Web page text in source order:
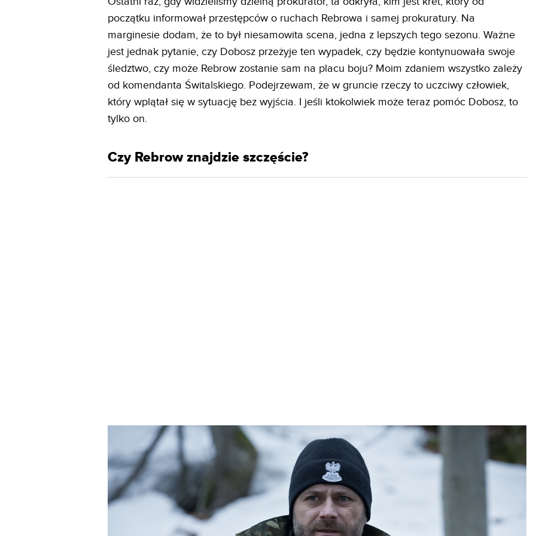
początku informował przestępców o ruchach Rebrowa i samej prokuratury. Na
marginesie dodam, że to był niesamowita scena, jedna z lepszych tego sezonu. Ważne
jest jednak pytanie, czy Dobosz przeżyje ten wypadek, czy będzie kontynuowała swoje
śledztwo, czy może Rebrow zostanie sam na placu boju? Moim zdaniem wszystko zależy
od komendanta Świtalskiego. Podejrzewam, że w gruncie rzeczy to uczciwy człowiek,
który wplątał się w sytuację bez wyjścia. I jeśli ktokolwiek może teraz pomóc Dobosz, to
tylko on.
Czy Rebrow znajdzie szczęście?